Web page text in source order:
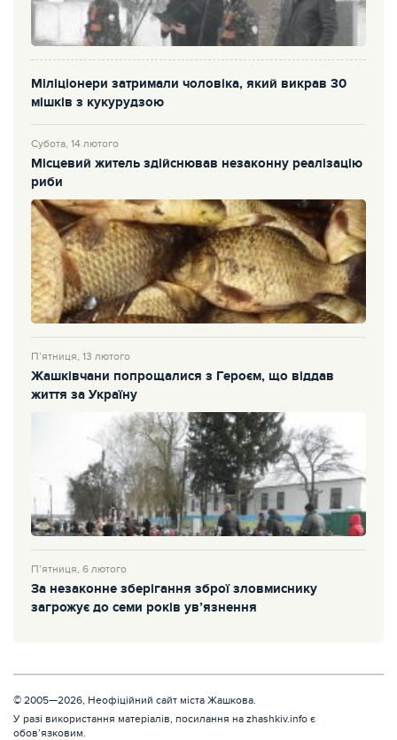
Міліціонери затримали чоловіка, який викрав 30
мішків з кукурудзою
Субота, 14 лютого
Місцевий житель здійснював незаконну реалізацію
риби
П’ятниця, 13 лютого
Жашківчани попрощалися з Героєм, що віддав
життя за Україну
П’ятниця, 6 лютого
За незаконне зберігання зброї зловмиснику
загрожує до семи років ув’язнення
© 2005—2026, Неофіційний сайт міста Жашкова.
У разі використання матеріалів, посилання на zhashkiv.info є
обов’язковим.